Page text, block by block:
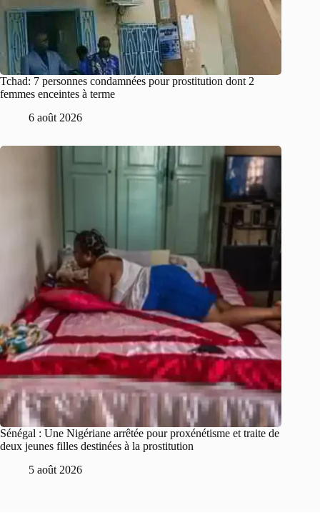
Tchad: 7 personnes condamnées pour prostitution dont 2
femmes enceintes à terme
6 août 2026
Sénégal : Une Nigériane arrêtée pour proxénétisme et traite de
deux jeunes filles destinées à la prostitution
5 août 2026